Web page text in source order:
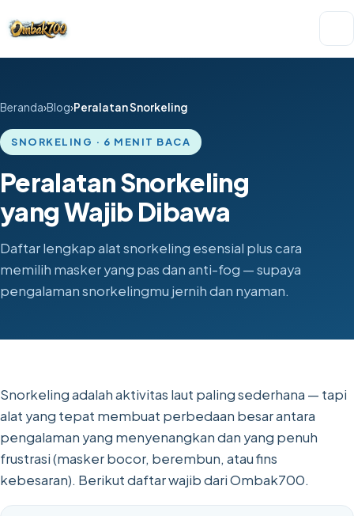
Beranda Blog Peralatan Snorkeling
SNORKELING · 6 MENIT BACA
Peralatan Snorkeling
yang Wajib Dibawa
Daftar lengkap alat snorkeling esensial plus cara
memilih masker yang pas dan anti-fog — supaya
pengalaman snorkelingmu jernih dan nyaman.
Snorkeling adalah aktivitas laut paling sederhana — tapi
alat yang tepat membuat perbedaan besar antara
pengalaman yang menyenangkan dan yang penuh
frustrasi (masker bocor, berembun, atau fins
kebesaran). Berikut daftar wajib dari Ombak700.